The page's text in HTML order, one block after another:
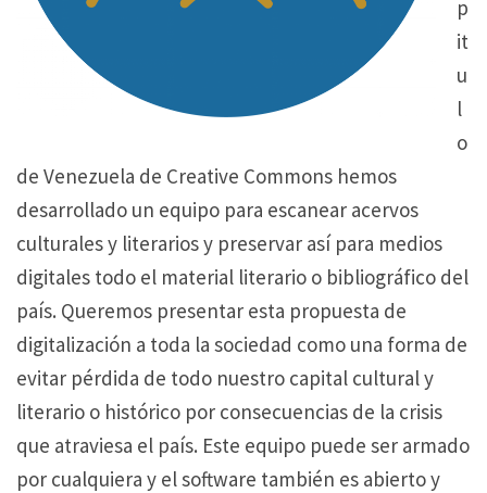
p
it
u
l
o
de Venezuela de Creative Commons hemos
desarrollado un equipo para escanear acervos
culturales y literarios y preservar así para medios
digitales todo el material literario o bibliográfico del
país. Queremos presentar esta propuesta de
digitalización a toda la sociedad como una forma de
evitar pérdida de todo nuestro capital cultural y
literario o histórico por consecuencias de la crisis
que atraviesa el país. Este equipo puede ser armado
por cualquiera y el software también es abierto y